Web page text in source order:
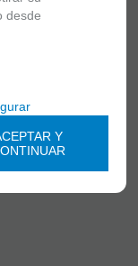
desde
Y